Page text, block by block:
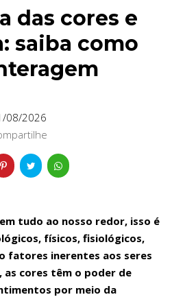
das cores e
saiba como
08/2026
tudo ao nosso redor, isso é
físicos, fisiológicos,
fatores inerentes aos seres
cores têm o poder de
por meio da